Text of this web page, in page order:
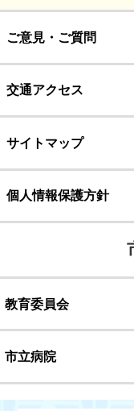
ご意見・ご質問
交通アクセス
サイトマップ
個人情報保護方針
教育委員会
市立病院